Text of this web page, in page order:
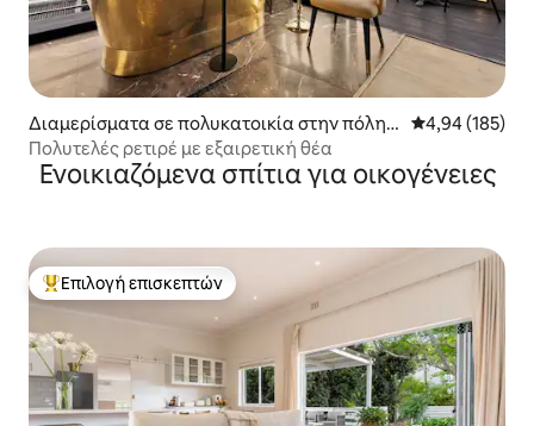
Διαμερίσματα σε πολυκατοικία στην πόλη Κ
έιπ Τάουν
Μέση
4,94 (185)
Πολυτελές ρετιρέ με εξαιρετική θέα
Ενοικιαζόμενα σπίτια για οικογένειες
Κορυφαία επιλογή επισκεπτών
Επιλογή επισκεπτών